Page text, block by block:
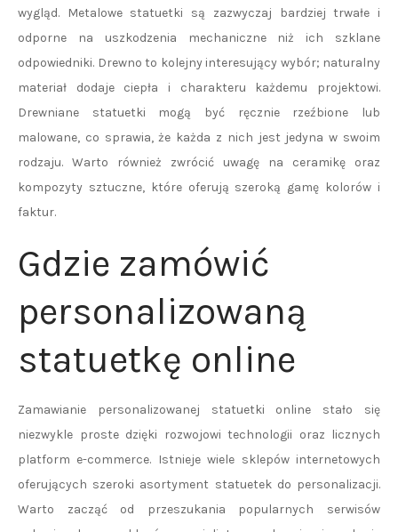
wygląd. Metalowe statuetki są zazwyczaj bardziej trwałe i
odporne na uszkodzenia mechaniczne niż ich szklane
odpowiedniki. Drewno to kolejny interesujący wybór; naturalny
materiał dodaje ciepła i charakteru każdemu projektowi.
Drewniane statuetki mogą być ręcznie rzeźbione lub
malowane, co sprawia, że każda z nich jest jedyna w swoim
rodzaju. Warto również zwrócić uwagę na ceramikę oraz
kompozyty sztuczne, które oferują szeroką gamę kolorów i
faktur.
Gdzie zamówić
personalizowaną
statuetkę online
Zamawianie personalizowanej statuetki online stało się
niezwykle proste dzięki rozwojowi technologii oraz licznych
platform e-commerce. Istnieje wiele sklepów internetowych
oferujących szeroki asortyment statuetek do personalizacji.
Warto zacząć od przeszukania popularnych serwisów